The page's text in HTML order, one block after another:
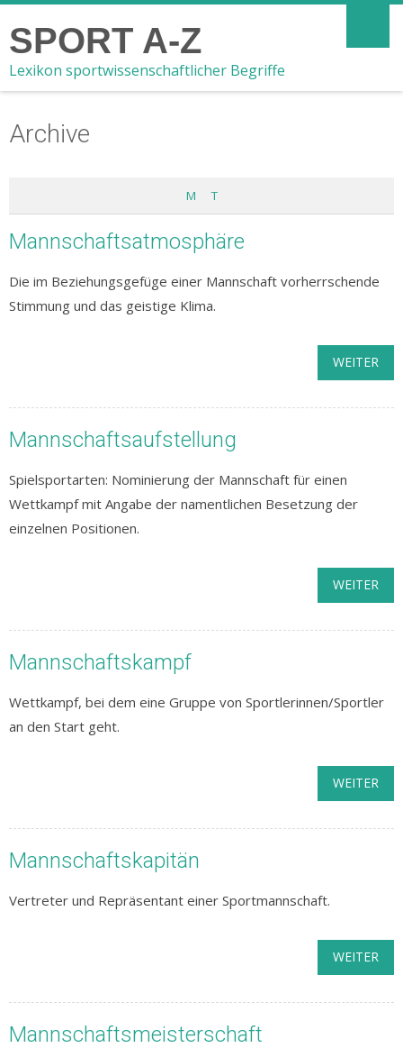
SPORT A-Z
Lexikon sportwissenschaftlicher Begriffe
Archive
M T
Mannschaftsatmosphäre
Die im Beziehungsgefüge einer Mannschaft vorherrschende
Stimmung und das geistige Klima.
WEITER
Mannschaftsaufstellung
Spielsportarten: Nominierung der Mannschaft für einen
Wettkampf mit Angabe der namentlichen Besetzung der
einzelnen Positionen.
WEITER
Mannschaftskampf
Wettkampf, bei dem eine Gruppe von Sportlerinnen/Sportler
an den Start geht.
WEITER
Mannschaftskapitän
Vertreter und Repräsentant einer Sportmannschaft.
WEITER
Mannschaftsmeisterschaft